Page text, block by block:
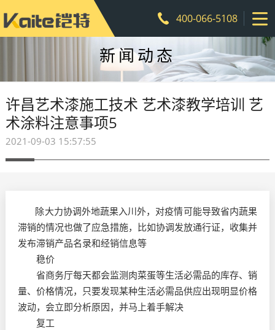
400-066-5108
新闻动态
许昌艺术漆施工技术 艺术漆教学培训 艺
术涂料注意事项5
2021-09-03 15:57:55
除大力协调外地蔬果入川外，对疫情可能导致省内蔬果
滞销的情况也做了应急措施，比如协调发放通行证，收集并
发布滞销产品名录和经销信息等
稳价
省商务厅每天都会监测肉菜蛋等生活必需品的库存、销
量、价格情况，只要发现某种生活必需品供应出现明显价格
波动，会立即分析原因，并马上着手解决
复工